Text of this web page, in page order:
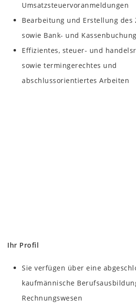
Umsatzsteuervoranmeldungen
Bearbeitung und Erstellung des
sowie Bank- und
Effizientes, steuer- und
sowie termingerechtes und
abschlussorientiertes Arbeiten
Ihr Profil
Sie verfügen über eine
kaufmännische
Rechnungswesen